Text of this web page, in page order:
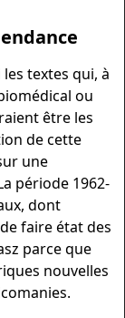
textes qui, à
ou
être les
de cette
une
période 1962-
dont
faire état des
parce que
nouvelles